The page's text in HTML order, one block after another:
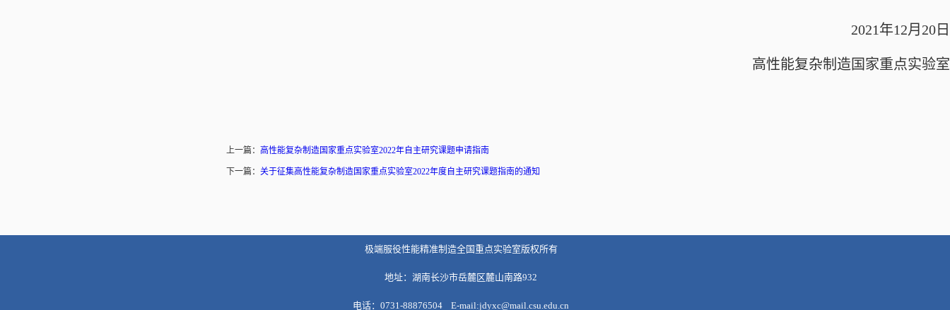
2021年12月 20 日
高性能复杂制造国家重点实验室
上一篇： 高性能复杂制造国家重点实验室2022年自主研究课题申请指南
下一篇： 关于征集高性能复杂制造国家重点实验室2022年度自主研究课题指南的通知
极端服役性能精准制造全国重点实验室版权所有
地址：湖南长沙市岳麓区麓山南路932
电话：0731-88876504 E-mail:jdyxc@mail.csu.edu.cn